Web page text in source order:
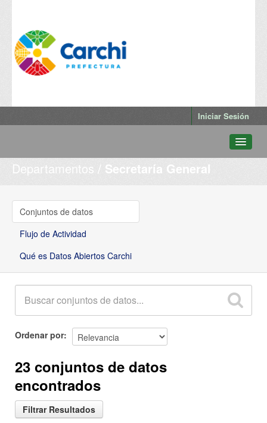
Iniciar Sesión
Conjuntos de datos
Grupos
Qué es Datos Abiertos Carchi
Departamentos Secretaría General
Conjuntos de datos
Flujo de Actividad
Qué es Datos Abiertos Carchi
Ordenar por
23 conjuntos de datos
encontrados
Filtrar Resultados